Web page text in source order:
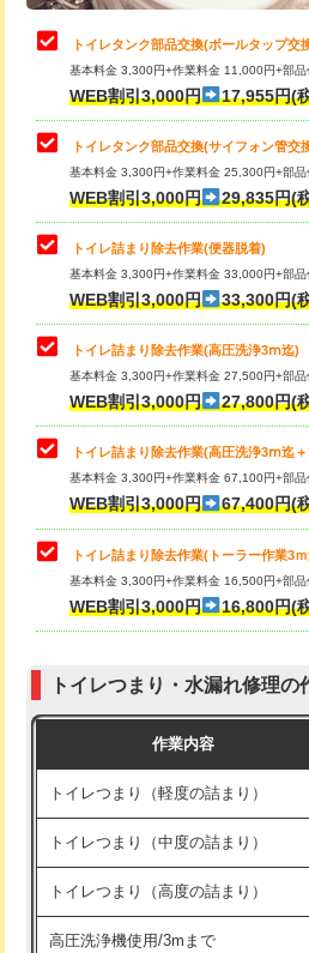
トイレタンク部品交換(ボールタップ交
基本料金 3,300円+作業料金 11,000円+部
WEB割引3,000円 17,955円(
トイレタンク部品交換(サイフォン管交
基本料金 3,300円+作業料金 25,300円+部
WEB割引3,000円 29,835円(
トイレ詰まり除去作業(便器脱着)
基本料金 3,300円+作業料金 33,000円+部
WEB割引3,000円 33,300円(
トイレ詰まり除去作業(高圧洗浄3ⅿ迄)
基本料金 3,300円+作業料金 27,500円+部
WEB割引3,000円 27,800円(
トイレ詰まり除去作業(高圧洗浄3ⅿ迄
基本料金 3,300円+作業料金 67,100円+部
WEB割引3,000円 67,400円(
トイレ詰まり除去作業(トーラー作業3
基本料金 3,300円+作業料金 16,500円+部
WEB割引3,000円 16,800円(
トイレつまり・水漏れ修理の
作業内容
トイレつまり（軽度の詰まり）
トイレつまり（中度の詰まり）
トイレつまり（高度の詰まり）
高圧洗浄機使用/3mまで